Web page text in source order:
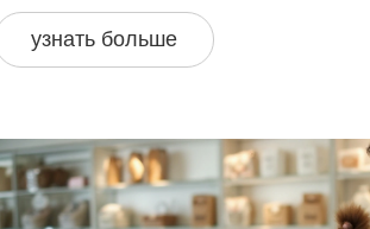
Советы по эксплуатации и
коляски и сохранить её в
узнать больше